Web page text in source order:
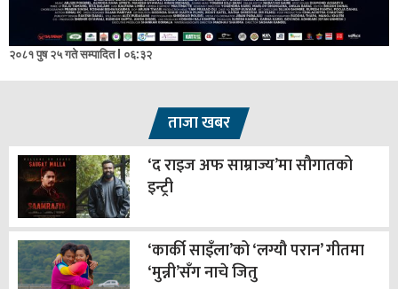
२०८१ पुष २५ गते सम्पादित l ०६:३२
ताजा खबर
‘द राइज अफ साम्राज्य’मा सौगातको
इन्ट्री
‘कार्की साइँला’को ‘लग्यौ परान’ गीतमा
‘मुन्नी’सँग नाचे जितु